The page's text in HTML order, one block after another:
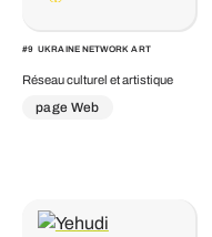
#9 UKRAINE NETWORK ART
Réseau culturel et artistique
page Web